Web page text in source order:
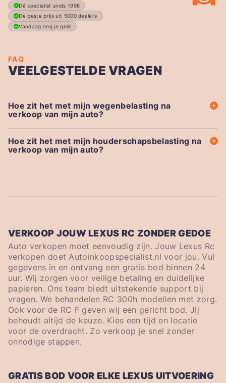
Dé specialist sinds 1998
De beste prijs uit 5000 dealers
Vandaag nog je geld
FAQ
VEELGESTELDE VRAGEN
Hoe zit het met mijn wegenbelasting na
verkoop van mijn auto?
Hoe zit het met mijn houderschapsbelasting na
verkoop van mijn auto?
VERKOOP JOUW LEXUS RC ZONDER GEDOE
Auto verkopen moet eenvoudig zijn. Jouw Lexus Rc
verkopen doet Autoinkoopspecialist.nl voor jou. Vul
gegevens in en ontvang een gratis bod binnen 24
uur. Wij zorgen voor veilige betaling en duidelijke
papieren. Ons team biedt uitstekende support bij
vragen. We behandelen RC 300h modellen met zorg.
Ook voor de RC F geven wij een gericht bod. Jij
behoudt altijd de keuze. Kies een tijd en locatie
voor de overdracht. Zo verkoop je snel zonder
onnodige stappen.
GRATIS BOD VOOR ELKE LEXUS UITVOERING